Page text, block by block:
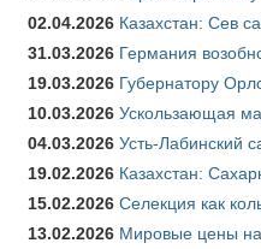
02.04.2026 Казахстан: Сев
31.03.2026 Германия
19.03.2026 Губернатору
10.03.2026 Ускользающая
04.03.2026 Усть-Лабинский
19.02.2026 Казахстан:
15.02.2026 Селекция как
13.02.2026 Мировые цены на